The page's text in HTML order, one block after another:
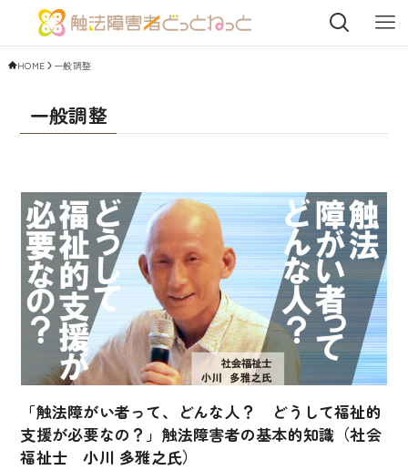
HOME 一般調整
一般調整
「触法障がい者って、どんな人？ どうして福祉的
支援が必要なの？」触法障害者の基本的知識（社会
福祉士 小川 多雅之氏）